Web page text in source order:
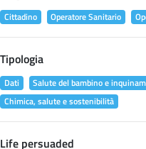
Cittadino Operatore Sanitario
Tipologia
Dati
Salute del bambino e
Chimica, salute e sostenibilità
Life persuaded